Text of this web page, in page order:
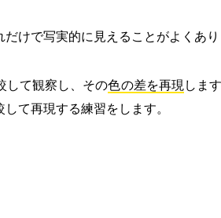
けで写実的に見えることがよくあり
して観察し、その色の差を再現 しま
て再現する練習をします。